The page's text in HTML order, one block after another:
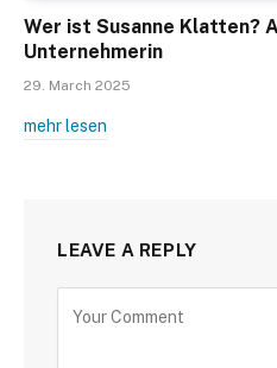
Wer ist Susanne Klatten?
Unternehmerin
29. March 2025
mehr lesen
LEAVE A REPLY